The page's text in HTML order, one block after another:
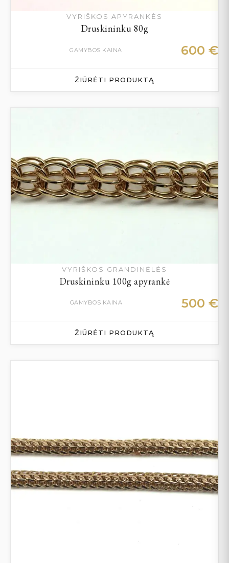
VYRIŠKOS APYRANKĖS
Druskininku 80g
GAMYBOS KAINA 600 €
ŽIŪRĖTI PRODUKTĄ
VYRIŠKOS GRANDINĖLĖS
Druskininku 100g apyrankė
GAMYBOS KAINA 500 €
ŽIŪRĖTI PRODUKTĄ